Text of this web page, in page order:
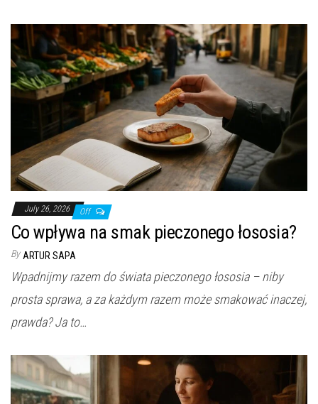
July 26, 2026 Off
Co wpływa na smak pieczonego łososia?
By ARTUR SAPA
Wpadnijmy razem do świata pieczonego łososia – niby
prosta sprawa, a za każdym razem może smakować inaczej,
prawda? Ja to…